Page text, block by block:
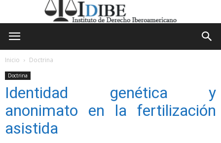
Inicio Doctrina
Doctrina
Identidad genética y
anonimato en la fertilización
asistida